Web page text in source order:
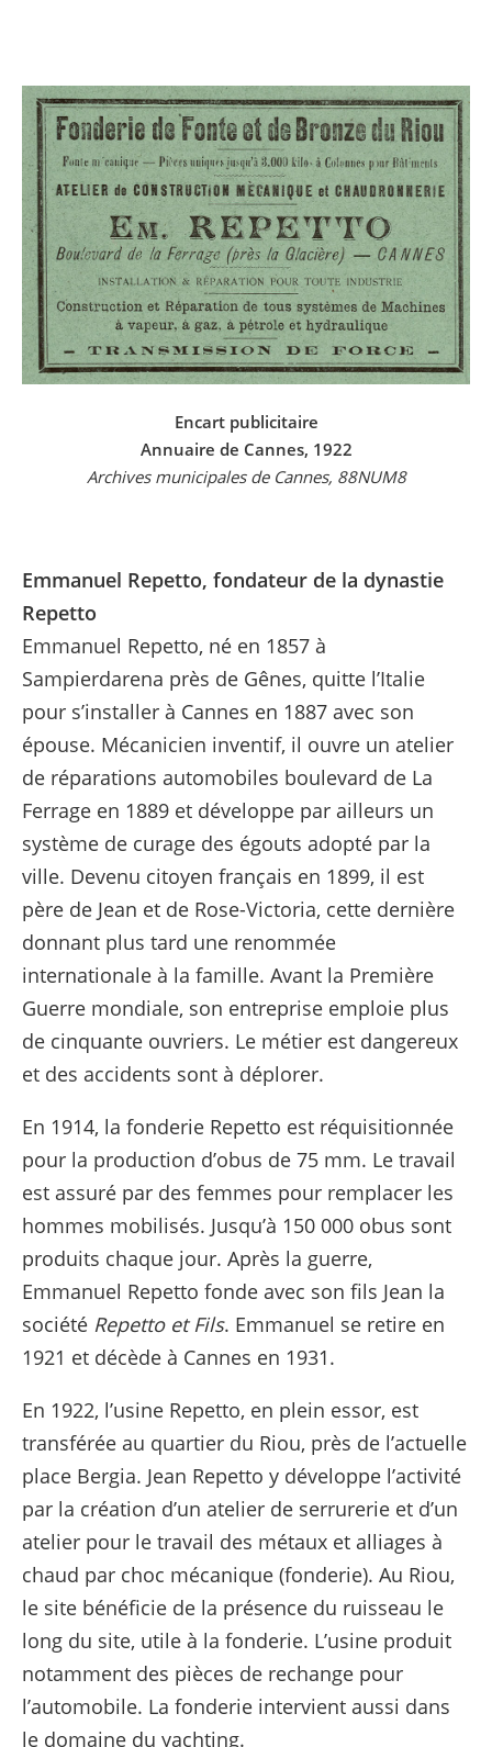
Encart publicitaire
Annuaire de Cannes, 1922
Archives municipales de Cannes, 88NUM8
Emmanuel Repetto, fondateur de la dynastie
Repetto
Emmanuel Repetto, né en 1857 à
Sampierdarena près de Gênes, quitte l’Italie
pour s’installer à Cannes en 1887 avec son
épouse. Mécanicien inventif, il ouvre un atelier
de réparations automobiles boulevard de La
Ferrage en 1889 et développe par ailleurs un
système de curage des égouts adopté par la
ville. Devenu citoyen français en 1899, il est
père de Jean et de Rose-Victoria, cette dernière
donnant plus tard une renommée
internationale à la famille. Avant la Première
Guerre mondiale, son entreprise emploie plus
de cinquante ouvriers. Le métier est dangereux
et des accidents sont à déplorer.
En 1914, la fonderie Repetto est réquisitionnée
pour la production d’obus de 75 mm. Le travail
est assuré par des femmes pour remplacer les
hommes mobilisés. Jusqu’à 150 000 obus sont
produits chaque jour. Après la guerre,
Emmanuel Repetto fonde avec son fils Jean la
société Repetto et Fils. Emmanuel se retire en
1921 et décède à Cannes en 1931.
En 1922, l’usine Repetto, en plein essor, est
transférée au quartier du Riou, près de l’actuelle
place Bergia. Jean Repetto y développe l’activité
par la création d’un atelier de serrurerie et d’un
atelier pour le travail des métaux et alliages à
chaud par choc mécanique (fonderie). Au Riou,
le site bénéficie de la présence du ruisseau le
long du site, utile à la fonderie. L’usine produit
notamment des pièces de rechange pour
l’automobile. La fonderie intervient aussi dans
le domaine du yachting.